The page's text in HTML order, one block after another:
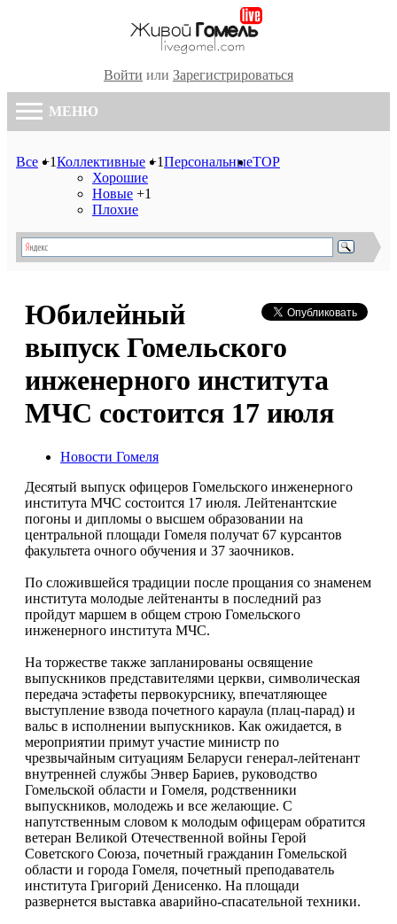
Войти или Зарегистрироваться
МЕНЮ
Все +1Коллективные +1
Хорошие
Новые +1
Плохие
ПерсональныеTOP
Юбилейный
выпуск Гомельского
инженерного института
МЧС состоится 17 июля
Новости Гомеля
Десятый выпуск офицеров Гомельского инженерного
института МЧС состоится 17 июля. Лейтенантские
погоны и дипломы о высшем образовании на
центральной площади Гомеля получат 67 курсантов
факультета очного обучения и 37 заочников.
По сложившейся традиции после прощания со знаменем
института молодые лейтенанты в последний раз
пройдут маршем в общем строю Гомельского
инженерного института МЧС.
На торжестве также запланированы освящение
выпускников представителями церкви, символическая
передача эстафеты первокурснику, впечатляющее
выступление взвода почетного караула (плац-парад) и
вальс в исполнении выпускников. Как ожидается, в
мероприятии примут участие министр по
чрезвычайным ситуациям Беларуси генерал-лейтенант
внутренней службы Энвер Бариев, руководство
Гомельской области и Гомеля, родственники
выпускников, молодежь и все желающие. С
напутственным словом к молодым офицерам обратится
ветеран Великой Отечественной войны Герой
Советского Союза, почетный гражданин Гомельской
области и города Гомеля, почетный преподаватель
института Григорий Денисенко. На площади
развернется выставка аварийно-спасательной техники.